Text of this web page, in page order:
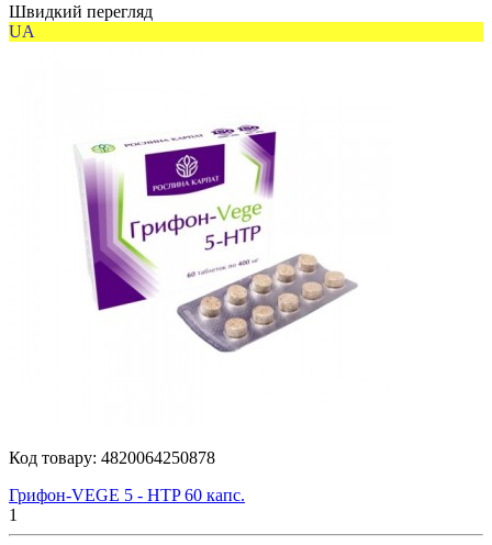
Швидкий перегляд
UA
Код товару: 4820064250878
Грифон-VEGE 5 - HTP 60 капс.
1